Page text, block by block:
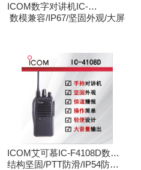
ICOM数字对讲机IC-
F3263DT/IC-F4263DT
数模兼容/IP67/坚固外观/大屏
ICOM艾可慕IC-F4108D数字
对讲机
结构坚固/PTT防滑/IP54防护/